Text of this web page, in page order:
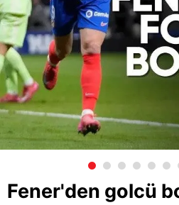
Fener'den golcü